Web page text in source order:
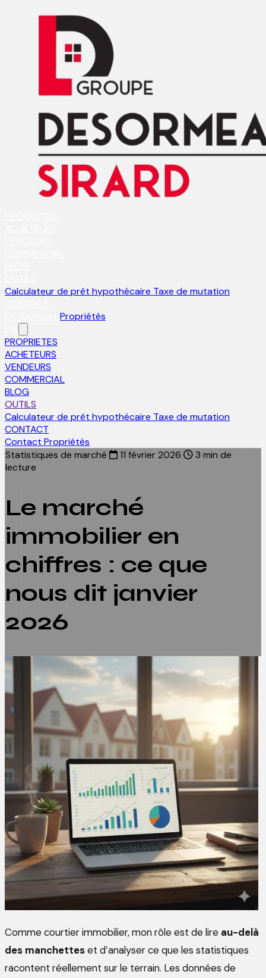
Calculateur de prêt hypothécaire Taxe de mutation
Propriétés
PROPRIETES
ACHETEURS
VENDEURS
COMMERCIAL
BLOG
OUTILS
Calculateur de prêt hypothécaire Taxe de mutation
CONTACT
Contact Propriétés
Statistiques de marché
11 février 2026
3 min de
lecture
Le marché
immobilier en
chiffres : ce que
nous dit janvier
2026
Comme courtier immobilier, mon rôle est de lire au-delà
des manchetteset d’analyser ce que les statistiques
racontent réellement sur le terrain. Les données de